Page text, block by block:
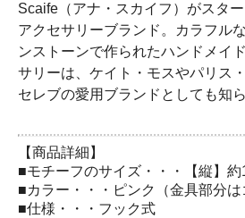
Scaife（アナ・スカイフ）がスタ
アクセサリーブランド。カラフル
ンストーンで作られたハンドメイ
サリーは、ケイト・モスやパリス
セレブの愛用ブランドとしても知
【商品詳細】
■モチーフのサイズ・・・【縦】
■カラー・・・ピンク（金具部分は
■仕様・・・フック式